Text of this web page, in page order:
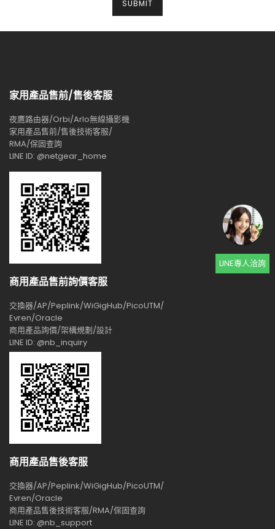
家用產品售前/售後客服
夜鷹路由器/Orbi/Arlo無線攝影機
家用產品售前/售後技術客服/
RMA/保固查詢
LINE ID: @netgear_home
商用產品售前詢價客服
交換器/AP/Peplink/WiGigHub/PicoUTM/
Evren/Oracle
商用產品詢價/架構規劃/設計
LINE ID: @nb_inquiry
商用產品售後客服
交換器/AP/Peplink/WiGigHub/PicoUTM/
Evren/Oracle
商用產品售後技術客服/RMA/保固查詢
LINE ID: @nb_support
LINE專人洽詢